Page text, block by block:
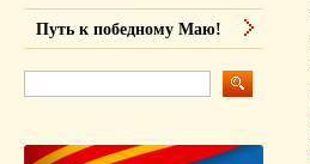
Путь к победному Маю!